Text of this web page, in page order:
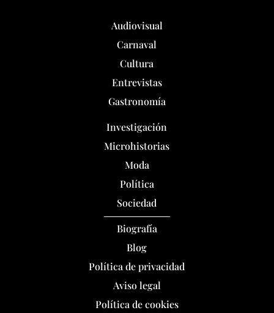
Audiovisual
Carnaval
Cultura
Entrevistas
Gastronomía
Investigación
Microhistorias
Moda
Política
Sociedad
Biografía
Blog
Política de privacidad
Aviso legal
Política de cookies